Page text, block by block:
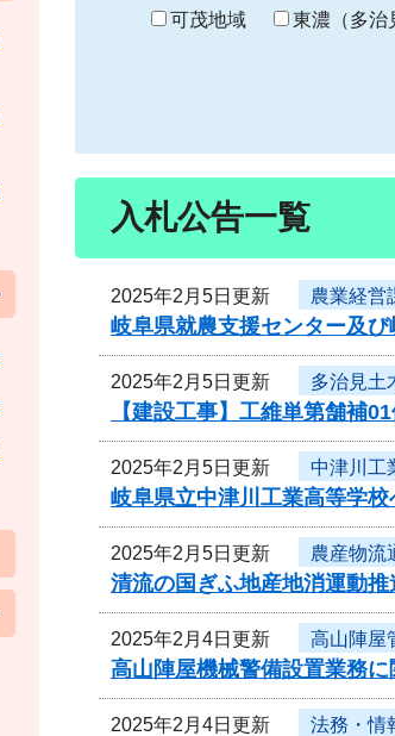
り可茂地域
東濃（多治
入札公告一覧
2025年2月5日更新 農業経営
岐阜県就農支援センター及
2025年2月5日更新 多治見土
【建設工事】工維単第舗補
2025年2月5日更新 中津川工
岐阜県立中津川工業高等学
2025年2月5日更新 農産物流
清流の国ぎふ地産地消運動
2025年2月4日更新 高山陣屋
高山陣屋機械警備設置業務
2025年2月4日更新 法務・情